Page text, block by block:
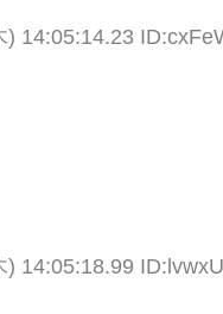
) 14:05:14.23
) 14:05:18.99